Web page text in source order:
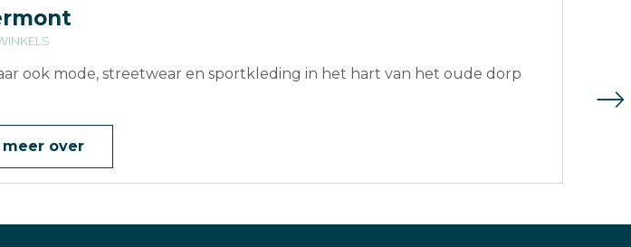
ook mode, streetwear en sportkleding in het hart van het oude dorp
meer over